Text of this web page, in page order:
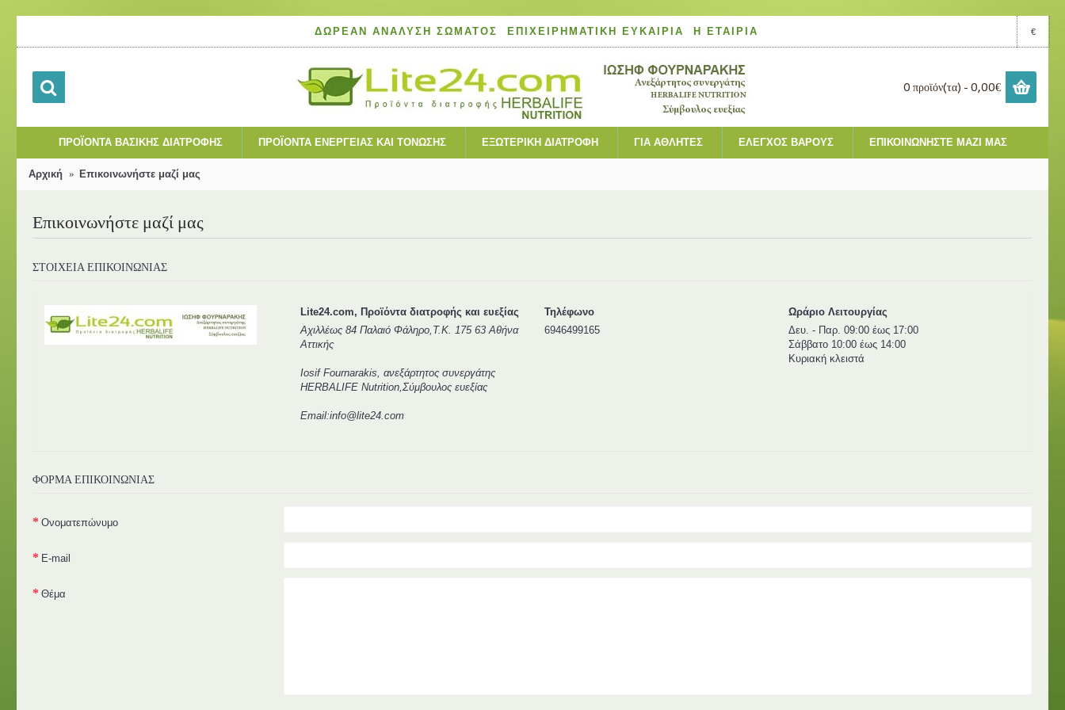
ΔΩΡΕΆΝ ΑΝΆΛΥΣΗ ΣΏΜΑΤΟΣ ΕΠΙΧΕΙΡΗΜΑΤΙΚΉ ΕΥΚΑΙΡΊΑ Η ΕΤΑΙΡΊΑ €
0 προϊόν(τα) - 0,00€
ΠΡΟΪΌΝΤΑ ΒΑΣΙΚΉΣ ΔΙΑΤΡΟΦΉΣ ΠΡΟΪΌΝΤΑ ΕΝΈΡΓΕΙΑΣ ΚΑΙ ΤΌΝΩΣΗΣ ΕΞΩΤΕΡΙΚΉ ΔΙΑΤΡΟΦΉ ΓΙΑ ΑΘΛΗΤΈΣ ΈΛΕΓΧΟΣ ΒΆΡΟΥΣ ΕΠΙΚΟΙΝΩΝΉΣΤΕ ΜΑΖΊ ΜΑΣ
Αρχική Επικοινωνήστε μαζί μας
Επικοινωνήστε μαζί μας
ΣΤΟΙΧΕΊΑ ΕΠΙΚΟΙΝΩΝΊΑΣ
Lite24.com, Προϊόντα διατροφής και ευεξίας
Αχιλλέως 84 Παλαιό Φάληρο,Τ.Κ. 175 63 Αθήνα
Αττικής
Iosif Fournarakis, ανεξάρτητος συνεργάτης
HERBALIFE Nutrition,Σύμβουλος ευεξίας
Email:info@lite24.com
Τηλέφωνο
6946499165
Ωράριο Λειτουργίας
Δευ. - Παρ. 09:00 έως 17:00
Σάββατο 10:00 έως 14:00
Κυριακή κλειστά
ΦΌΡΜΑ ΕΠΙΚΟΙΝΩΝΊΑΣ
Ονοματεπώνυμο
E-mail
Θέμα